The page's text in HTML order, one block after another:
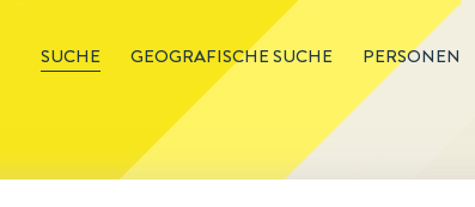
SUCHE GEOGRAFISCHE SUCHE PERSONEN